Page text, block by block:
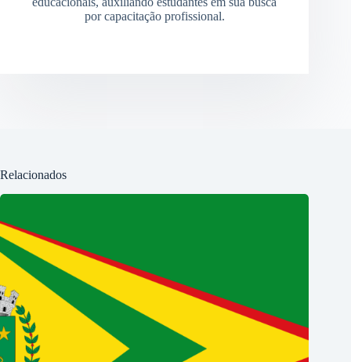
por capacitação profissional.
Relacionados